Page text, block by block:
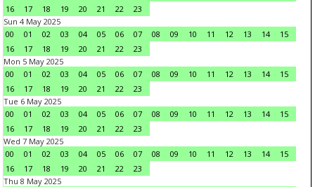
16
17 18 19 20 21 22
23
Sun 4 May 2025
00
01 02 03 04 05 06 07 08 09 10 11 12 13 14
15
16
17 18 19 20 21 22
23
Mon 5 May 2025
00
01 02 03 04 05 06 07 08 09 10 11 12 13 14
15
16
17 18 19 20 21 22
23
Tue 6 May 2025
00
01 02 03 04 05 06 07 08 09 10 11 12 13 14
15
16
17 18 19 20 21 22
23
Wed 7 May 2025
00
01 02 03 04 05 06 07 08 09 10 11 12 13 14
15
16
17 18 19 20 21 22
23
Thu 8 May 2025